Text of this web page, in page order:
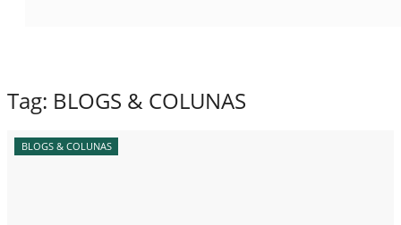
Tag: BLOGS & COLUNAS
BLOGS & COLUNAS